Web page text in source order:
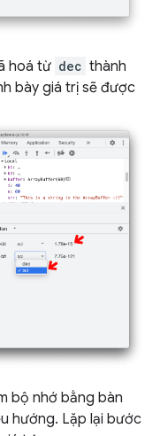
hoá từ dec thành
bày giá trị sẽ được
bộ nhớ bằng bàn
hướng. Lặp lại bước